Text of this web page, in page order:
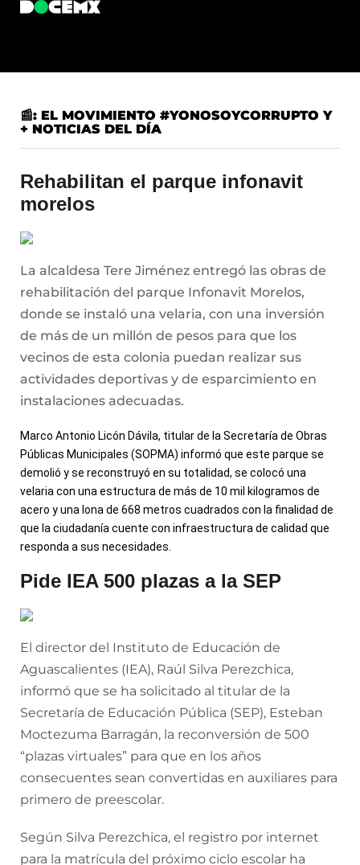
📰: EL MOVIMIENTO #YONOSOYCORRUPTO Y
+ NOTICIAS DEL DÍA
Rehabilitan el parque infonavit
morelos
La alcaldesa Tere Jiménez entregó las obras de
rehabilitación del parque Infonavit Morelos,
donde se instaló una velaria, con una inversión
de más de un millón de pesos para que los
vecinos de esta colonia puedan realizar sus
actividades deportivas y de esparcimiento en
instalaciones adecuadas.
Marco Antonio Licón Dávila, titular de la Secretaría de Obras
Públicas Municipales (SOPMA) informó que este parque se
demolió y se reconstruyó en su totalidad, se colocó una
velaria con una estructura de más de 10 mil kilogramos de
acero y una lona de 668 metros cuadrados con la finalidad de
que la ciudadanía cuente con infraestructura de calidad que
responda a sus necesidades.
Pide IEA 500 plazas a la SEP
El director del Instituto de Educación de
Aguascalientes (IEA), Raúl Silva Perezchica,
informó que se ha solicitado al titular de la
Secretaría de Educación Pública (SEP), Esteban
Moctezuma Barragán, la reconversión de 500
“plazas virtuales” para que en los años
consecuentes sean convertidas en auxiliares para
primero de preescolar.
Según Silva Perezchica, el registro por internet
para la matrícula del próximo ciclo escolar ha